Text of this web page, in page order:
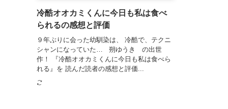
冷酷オオカミくんに今日も私は食べ
られるの感想と評価
９年ぶりに会った幼馴染は、 冷酷で、テクニ
シャンになっていた… 朔ゆうき の出世
作！ 『冷酷オオカミくんに今日も私は食べら
れる』を 読んだ読者の感想と評価...